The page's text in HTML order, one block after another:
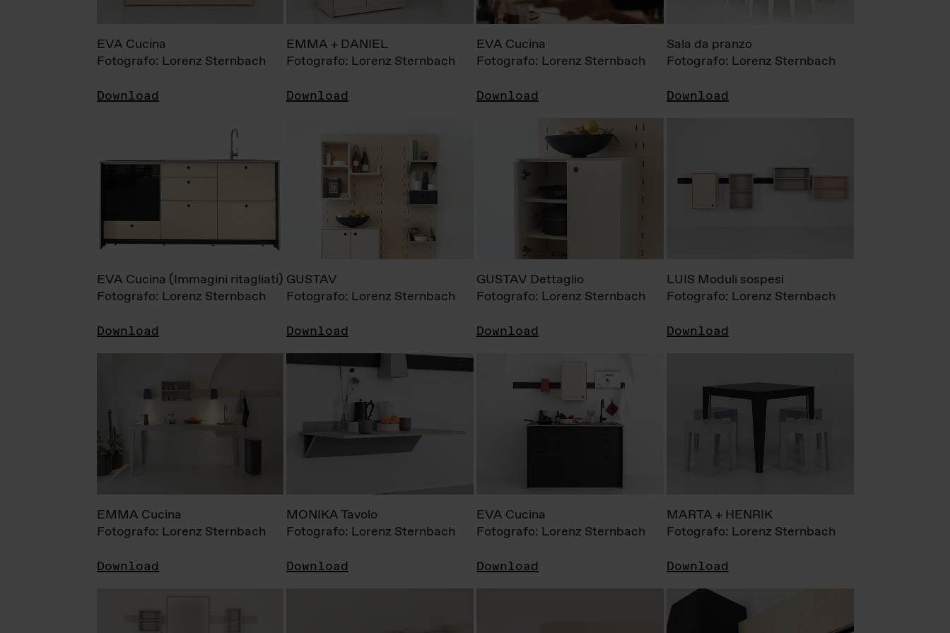
EVA Cucina
Fotografo: Lorenz Sternbach
Download
EMMA + DANIEL
Fotografo: Lorenz Sternbach
Download
EVA Cucina
Fotografo: Lorenz Sternbach
Download
Sala da pranzo
Fotografo: Lorenz Sternbach
Download
EVA Cucina (Immagini ritagliati)
Fotografo: Lorenz Sternbach
Download
GUSTAV
Fotografo: Lorenz Sternbach
Download
GUSTAV Dettaglio
Fotografo: Lorenz Sternbach
Download
LUIS Moduli sospesi
Fotografo: Lorenz Sternbach
Download
EMMA Cucina
Fotografo: Lorenz Sternbach
Download
MONIKA Tavolo
Fotografo: Lorenz Sternbach
Download
EVA Cucina
Fotografo: Lorenz Sternbach
Download
MARTA + HENRIK
Fotografo: Lorenz Sternbach
Download